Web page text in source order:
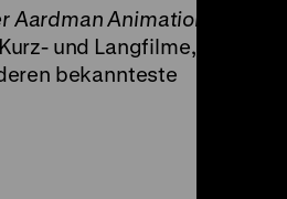
Aardman Animations
und Langfilme, die
bekannteste